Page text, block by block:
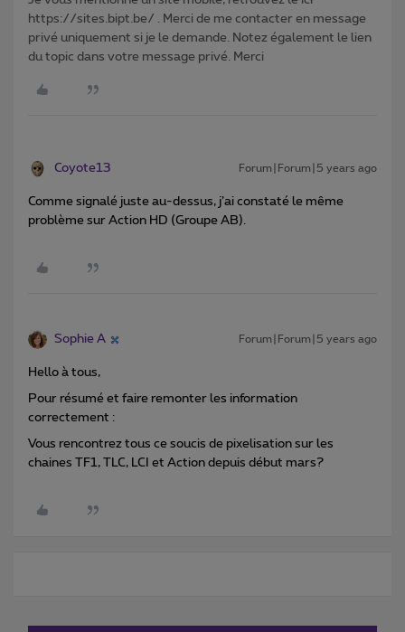
https://sites.bipt.be/ . Merci de me contacter en message
privé uniquement si je le demande. Notez également le lien
du topic dans votre message privé. Merci
Coyote13 Forum|Forum|5 years ago
Comme signalé juste au-dessus, j’ai constaté le même
problème sur Action HD (Groupe AB).
Sophie A Forum|Forum|5 years ago
Hello à tous,
Pour résumé et faire remonter les information
correctement :
Vous rencontrez tous ce soucis de pixelisation sur les
chaines TF1, TLC, LCI et Action depuis début mars?